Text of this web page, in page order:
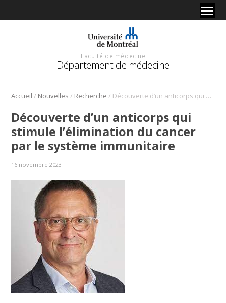
Faculté de médecine
Département de médecine
Accueil / Nouvelles / Recherche / Découverte d’un anticorps qui stimule l’élimination du cancer par le système immunitaire
Découverte d’un anticorps qui
stimule l’élimination du cancer
par le système immunitaire
16 novembre 2023